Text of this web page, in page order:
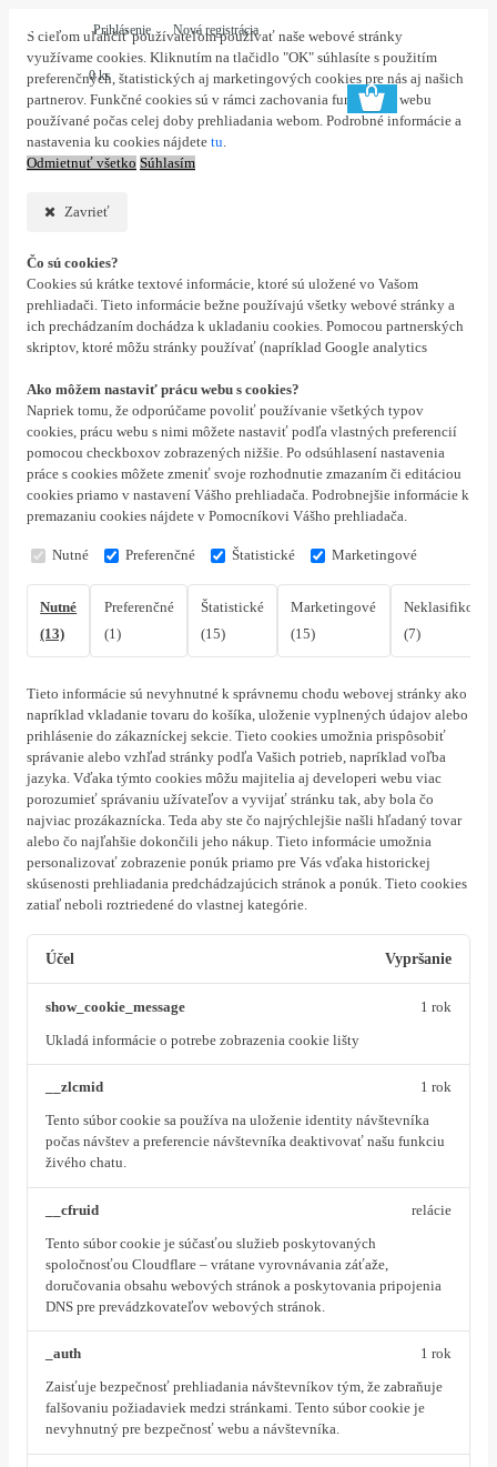
S cieľom uľahčiť používateľom používať naše webové stránky
využívame cookies. Kliknutím na tlačidlo "OK" súhlasíte s použitím
preferenčných, štatistických aj marketingových cookies pre nás aj našich
partnerov. Funkčné cookies sú v rámci zachovania funkčnosti webu
používané počas celej doby prehliadania webom. Podrobné informácie a
nastavenia ku cookies nájdete tu.
Odmietnuť všetko Súhlasím
Zavrieť
Čo sú cookies?
Cookies sú krátke textové informácie, ktoré sú uložené vo Vašom
prehliadači. Tieto informácie bežne používajú všetky webové stránky a
ich prechádzaním dochádza k ukladaniu cookies. Pomocou partnerských
skriptov, ktoré môžu stránky používať (napríklad Google analytics
Ako môžem nastaviť prácu webu s cookies?
Napriek tomu, že odporúčame povoliť používanie všetkých typov
cookies, prácu webu s nimi môžete nastaviť podľa vlastných preferencií
pomocou checkboxov zobrazených nižšie. Po odsúhlasení nastavenia
práce s cookies môžete zmeniť svoje rozhodnutie zmazaním či editáciou
cookies priamo v nastavení Vášho prehliadača. Podrobnejšie informácie k
premazaniu cookies nájdete v Pomocníkovi Vášho prehliadača.
Nutné Preferenčné Štatistické Marketingové
Nutné
(13)
Preferenčné
(1)
Štatistické
(15)
Marketingové
(15)
(7)
Tieto informácie sú nevyhnutné k správnemu chodu webovej stránky ako
napríklad vkladanie tovaru do košíka, uloženie vyplnených údajov alebo
prihlásenie do zákazníckej sekcie. Tieto cookies umožnia prispôsobiť
správanie alebo vzhľad stránky podľa Vašich potrieb, napríklad voľba
jazyka. Vďaka týmto cookies môžu majitelia aj developeri webu viac
porozumieť správaniu užívateľov a vyvijať stránku tak, aby bola čo
najviac prozákaznícka. Teda aby ste čo najrýchlejšie našli hľadaný tovar
alebo čo najľahšie dokončili jeho nákup. Tieto informácie umožnia
personalizovať zobrazenie ponúk priamo pre Vás vďaka historickej
skúsenosti prehliadania predchádzajúcich stránok a ponúk. Tieto cookies
zatiaľ neboli roztriedené do vlastnej kategórie.
Účel Vypršanie
show_cookie_message
Ukladá informácie o potrebe zobrazenia cookie lišty
1 rok
__zlcmid
Tento súbor cookie sa používa na uloženie identity návštevníka
počas návštev a preferencie návštevníka deaktivovať našu funkciu
živého chatu.
1 rok
__cfruid
Tento súbor cookie je súčasťou služieb poskytovaných
spoločnosťou Cloudflare – vrátane vyrovnávania záťaže,
doručovania obsahu webových stránok a poskytovania pripojenia
DNS pre prevádzkovateľov webových stránok.
relácie
_auth
Zaisťuje bezpečnosť prehliadania návštevníkov tým, že zabraňuje
falšovaniu požiadaviek medzi stránkami. Tento súbor cookie je
nevyhnutný pre bezpečnosť webu a návštevníka.
1 rok
Prihlásenie Nová registrácia
0 ks